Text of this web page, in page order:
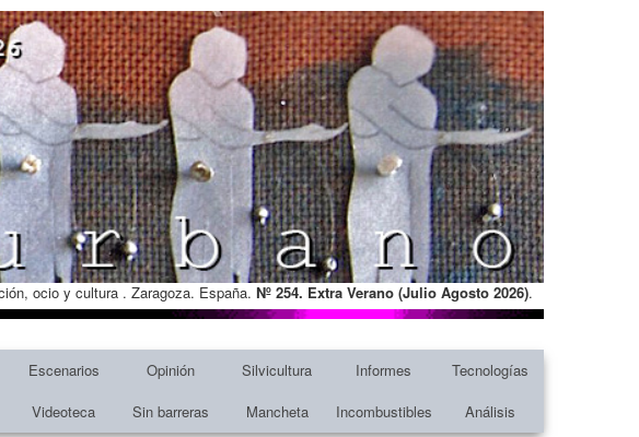
ocio y cultura . Zaragoza. España. Nº 254. Extra Verano (Julio Agosto 2026).
Escenarios Opinión Silvicultura Informes
Tecnologías
Videoteca Sin barreras Mancheta Incombustibles Análisis